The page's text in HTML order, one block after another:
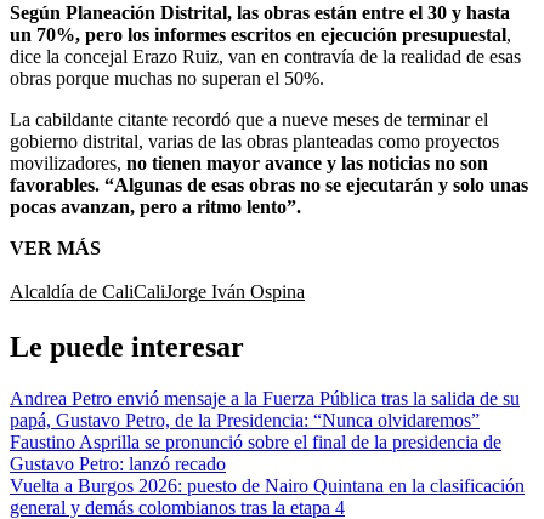
Según Planeación Distrital, las obras están entre el 30 y hasta
un 70%, pero los informes escritos en ejecución presupuestal,
dice la concejal Erazo Ruiz, van en contravía de la realidad de esas
obras porque muchas no superan el 50%.
La cabildante citante recordó que a nueve meses de terminar el
gobierno distrital, varias de las obras planteadas como proyectos
movilizadores, no tienen mayor avance y las noticias no son
favorables. “Algunas de esas obras no se ejecutarán y solo unas
pocas avanzan, pero a ritmo lento”.
VER MÁS
Alcaldía de CaliCaliJorge Iván Ospina
Le puede interesar
Andrea Petro envió mensaje a la Fuerza Pública tras la salida de su
papá, Gustavo Petro, de la Presidencia: “Nunca olvidaremos”
Faustino Asprilla se pronunció sobre el final de la presidencia de
Gustavo Petro: lanzó recado
Vuelta a Burgos 2026: puesto de Nairo Quintana en la clasificación
general y demás colombianos tras la etapa 4